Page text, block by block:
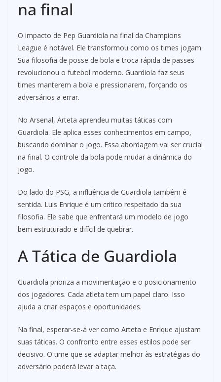
na final
O impacto de Pep Guardiola na final da Champions
League é notável. Ele transformou como os times jogam.
Sua filosofia de posse de bola e troca rápida de passes
revolucionou o futebol moderno. Guardiola faz seus
times manterem a bola e pressionarem, forçando os
adversários a errar.
No Arsenal, Arteta aprendeu muitas táticas com
Guardiola. Ele aplica esses conhecimentos em campo,
buscando dominar o jogo. Essa abordagem vai ser crucial
na final. O controle da bola pode mudar a dinâmica do
jogo.
Do lado do PSG, a influência de Guardiola também é
sentida. Luis Enrique é um crítico respeitado da sua
filosofia. Ele sabe que enfrentará um modelo de jogo
bem estruturado e difícil de quebrar.
A Tática de Guardiola
Guardiola prioriza a movimentação e o posicionamento
dos jogadores. Cada atleta tem um papel claro. Isso
ajuda a criar espaços e oportunidades.
Na final, esperar-se-á ver como Arteta e Enrique ajustam
suas táticas. O confronto entre esses estilos pode ser
decisivo. O time que se adaptar melhor às estratégias do
adversário poderá levar a taça.